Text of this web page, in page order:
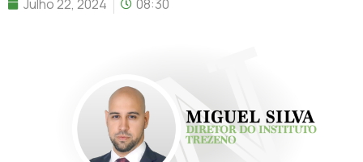
Julho 22, 2024 08:30